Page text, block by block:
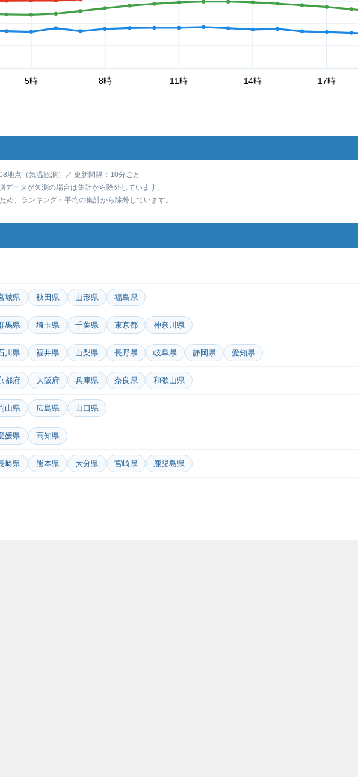
5時 8時 11時 14時 17時
地点（気温観測）／ 更新間隔：10分ごと
ータが欠測の場合は集計から除外しています。
、ランキング・平均の集計から除外しています。
城県 秋田県 山形県 福島県
馬県 埼玉県 千葉県 東京都 神奈川県
川県 福井県 山梨県 長野県 岐阜県 静岡県 愛知県
都府 大阪府 兵庫県 奈良県 和歌山県
山県 広島県 山口県
媛県 高知県
崎県 熊本県 大分県 宮崎県 鹿児島県